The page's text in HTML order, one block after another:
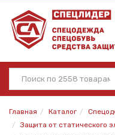
Главная Каталог
Защита от статического